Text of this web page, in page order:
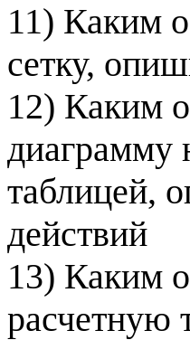
11) Каким
сетку,
12) Каким
диаграмму
таблицей,
действий
13) Каким
расчетную